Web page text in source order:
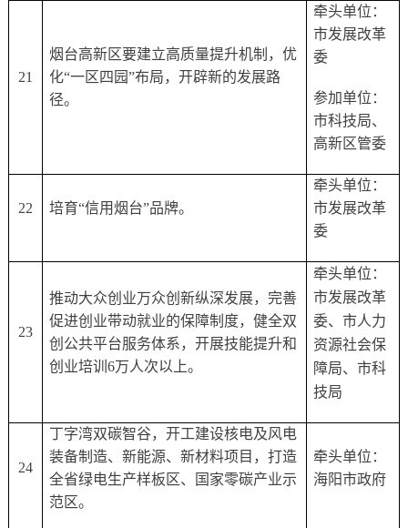
21
烟台高新区要建立高质量提升机制，优
化“一区四园”布局，开辟新的发展路
径。
牵头单位：
市发展改革
委
参加单位：
市科技局、
高新区管委
22 培育“信用烟台”品牌。
牵头单位：
市发展改革
委
23
推动大众创业万众创新纵深发展，完善
促进创业带动就业的保障制度，健全双
创公共平台服务体系，开展技能提升和
创业培训 6万人次以上。
牵头单位：
市发展改革
委、市人力
资源社会保
障局、市科
技局
24
丁字湾双碳智谷，开工建设核电及风电
装备制造、新能源、新材料项目，打造
全省绿电生产样板区、国家零碳产业示
范区。
牵头单位：
海阳市政府